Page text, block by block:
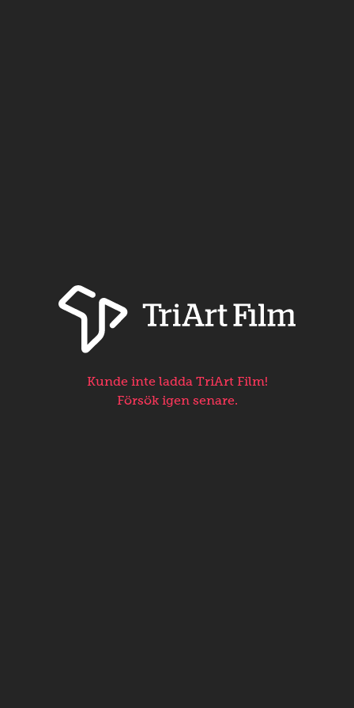
Kunde inte ladda TriArt Film!
Försök igen senare.